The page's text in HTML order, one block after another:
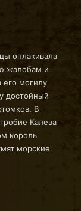
оплакивала
жалобам и
его могилу
достойный
В
Калева
король
морские